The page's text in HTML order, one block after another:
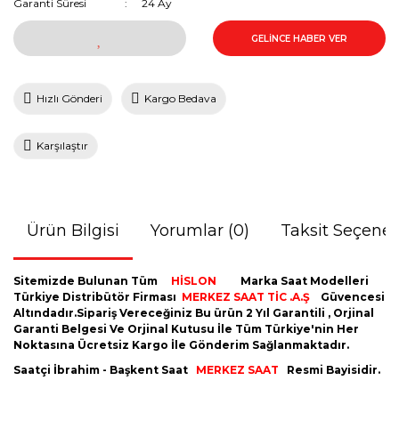
Garanti Süresi
24 Ay
GELİNCE HABER VER
Hızlı Gönderi Kargo Bedava
Karşılaştır
Ürün Bilgisi Yorumlar (0) Taksit
Sitemizde Bulunan Tüm HİSLON
Marka Saat Modelleri
Türkiye Distribütör Firması MERKEZ SAAT TİC .A.Ş
Güvencesi
Altındadır.Sipariş Vereceğiniz Bu ürün 2 Yıl Garantili , Orjinal
Garanti Belgesi Ve Orjinal Kutusu İle Tüm Türkiye'nin Her
Noktasına Ücretsiz Kargo İle Gönderim Sağlanmaktadır.
Saatçi İbrahim - Başkent Saat MERKEZ SAAT Resmi Bayisidir.